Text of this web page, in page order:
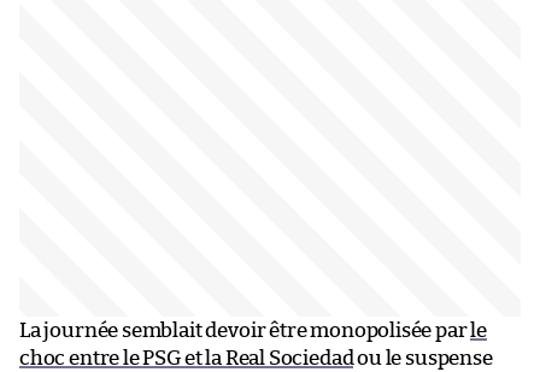
La journée semblait devoir être monopolisée parle
choc entre le PSG et la Real Sociedad ou le suspense